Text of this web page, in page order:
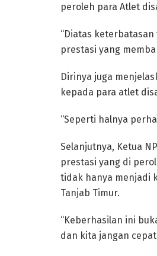
peroleh para Atlet
“Diatas
prestasi yang
Dirinya juga
kepada para atlet
“Seperti halnya
Selanjutnya, Ketua
prestasi yang di
tidak hanya menjadi
Tanjab Timur.
“Keberhasilan ini
dan kita jangan